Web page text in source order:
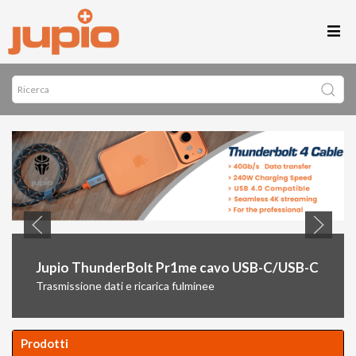
Jupio ThunderBolt Pr1me cavo USB-C/USB-C
Trasmissione dati e ricarica fulminee
Prodotti